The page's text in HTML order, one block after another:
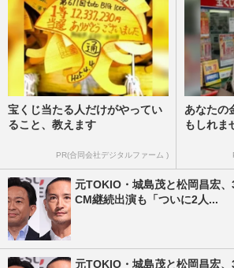
宝くじ当たる人だけがやってい
ること、教えます
PR(合同会社デジタルファーム )
あなたの
もしれま
元TOKIO・城島茂と松岡昌宏、
CM継続出演も「ついに2人...
元TOKIO・城島茂と松岡昌宏、